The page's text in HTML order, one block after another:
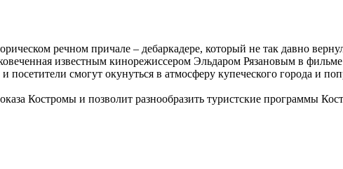
речном причале – дебаркадере, который не так давно
известным кинорежиссером Эльдаром Рязановым в
посетители смогут окунуться в атмосферу купеческого города и
Костромы и позволит разнообразить туристские программы